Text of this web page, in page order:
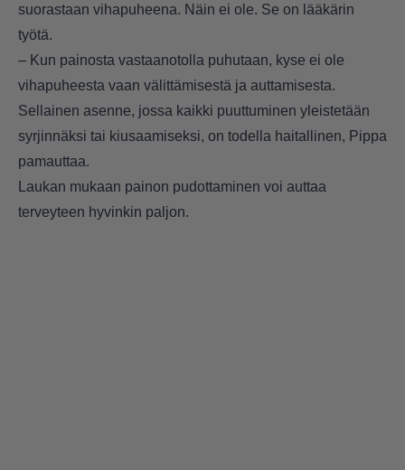
suorastaan vihapuheena. Näin ei ole. Se on lääkärin
työtä.
– Kun painosta vastaanotolla puhutaan, kyse ei ole
vihapuheesta vaan välittämisestä ja auttamisesta.
Sellainen asenne, jossa kaikki puuttuminen yleistetään
syrjinnäksi tai kiusaamiseksi, on todella haitallinen, Pippa
pamauttaa.
Laukan mukaan painon pudottaminen voi auttaa
terveyteen hyvinkin paljon.